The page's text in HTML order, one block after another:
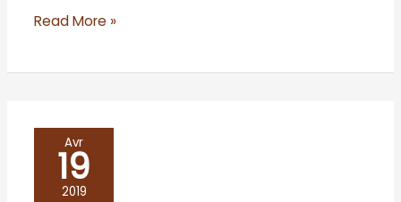
Read More »
Avr
19
2019
Café
littéraire
autour